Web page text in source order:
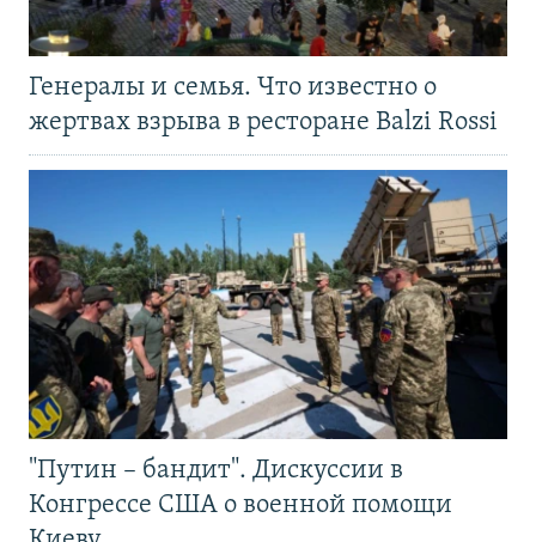
Генералы и семья. Что известно о
жертвах взрыва в ресторане Balzi Rossi
"Путин – бандит". Дискуссии в
Конгрессе США о военной помощи